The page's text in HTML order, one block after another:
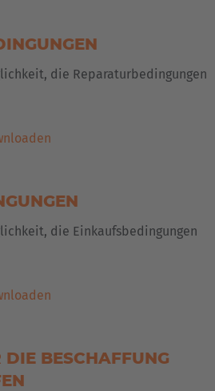
die Reparaturbedingungen
die Einkaufsbedingungen
BESCHAFFUNG